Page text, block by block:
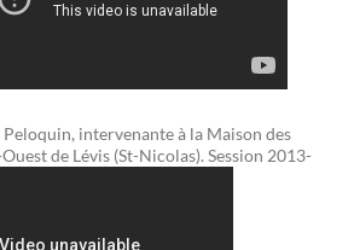
intervenante à la Maison des
de Lévis (St-Nicolas). Session 2013-